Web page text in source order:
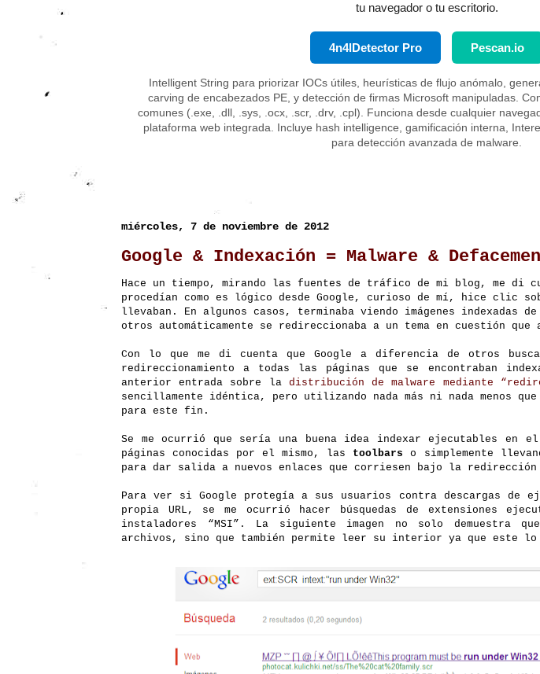
tu navegador o tu escritorio.
4n4lDetector Pro Pescan.io
Intelligent String para priorizar IOCs útiles, heurísticas de flujo anómalo,
carving de encabezados PE, y detección de firmas Microsoft manipuladas.
comunes (.exe, .dll, .sys, .ocx, .scr, .drv, .cpl). Funciona desde cualquier
plataforma web integrada. Incluye hash intelligence, gamificación interna,
para detección avanzada de malware.
miércoles, 7 de noviembre de 2012
Google & Indexación = Malware &
Hace un tiempo, mirando las fuentes de tráfico de mi blog, me di
procedían como es lógico desde Google, curioso de mí, hice clic
llevaban. En algunos casos, terminaba viendo imágenes indexadas
otros automáticamente se redireccionaba a un tema en cuestión que
Con lo que me di cuenta que Google a diferencia de otros
redireccionamiento a todas las páginas que se encontraban
anterior entrada sobre la distribución de malware mediante
sencillamente idéntica, pero utilizando nada más ni nada menos
para este fin.
Se me ocurrió que sería una buena idea indexar ejecutables en
páginas conocidas por el mismo, las toolbarso simplemente
para dar salida a nuevos enlaces que corriesen bajo la redirección
Para ver si Google protegía a sus usuarios contra descargas de
propia URL, se me ocurrió hacer búsquedas de extensiones
instaladores “MSI”. La siguiente imagen no solo demuestra
archivos, sino que también permite leer su interior ya que este lo